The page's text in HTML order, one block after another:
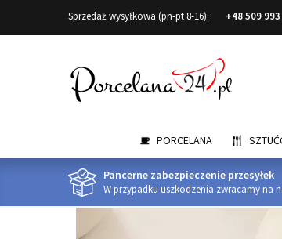
Sprzedaż wysyłkowa (pn-pt 8-16): +48 509
PORCELANA
Pancerne zabezpieczenie przesyłek
W przypadku uszkodzenia zwracamy na